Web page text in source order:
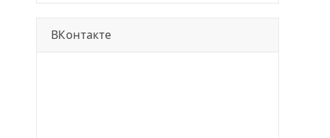
ВКонтакте